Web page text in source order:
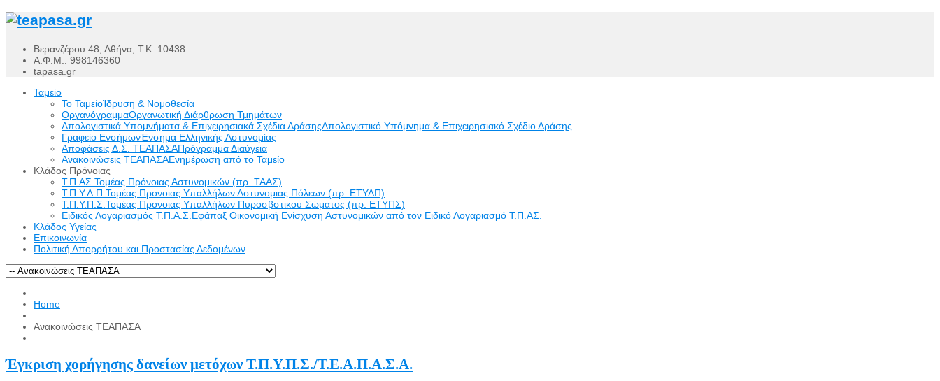
Βερανζέρου 48, Αθήνα, Τ.Κ.:10438
Α.Φ.Μ.: 998146360
tapasa.gr
Ταμείο
Το ΤαμείοΊδρυση & Νομοθεσία
ΟργανόγραμμαΟργανωτική Διάρθρωση Τμημάτων
Απολογιστικά Υπομνήματα & Επιχειρησιακά Σχέδια ΔράσηςΑπολογιστικό Υπόμνημα & Επιχειρησιακό Σχέδιο Δράσης
Γραφείο ΕνσήμωνΈνσημα Ελληνικής Αστυνομίας
Αποφάσεις Δ.Σ. ΤΕΑΠΑΣΑΠρόγραμμα Διαύγεια
Ανακοινώσεις ΤΕΑΠΑΣΑΕνημέρωση από το Ταμείο
Κλάδος Πρόνοιας
Τ.Π.ΑΣ.Τομέας Πρόνοιας Αστυνομικών (πρ. ΤΑΑΣ)
Τ.Π.Υ.Α.Π.Τομέας Προνοιας Υπαλλήλων Αστυνομιας Πόλεων (πρ. ΕΤΥΑΠ)
Τ.Π.Υ.Π.Σ.Τομέας Προνοιας Υπαλλήλων Πυροσβστικου Σώματος (πρ. ΕΤΥΠΣ)
Ειδικός Λογαριασμός Τ.Π.Α.Σ.Εφάπαξ Οικονομική Ενίσχυση Αστυνομικών από τον Ειδικό Λογαριασμό Τ.Π.ΑΣ.
Κλάδος Υγείας
Επικοινωνία
Πολιτική Απορρήτου και Προστασίας Δεδομένων
Home
Ανακοινώσεις ΤΕΑΠΑΣΑ
Έγκριση χορήγησης δανείων μετόχων Τ.Π.Υ.Π.Σ./Τ.Ε.Α.Π.Α.Σ.Α.